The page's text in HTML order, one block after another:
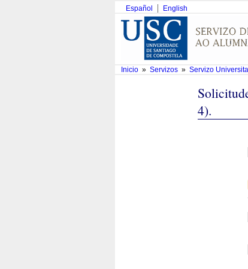
Español English
Inicio » Servizos » Servizo
4).